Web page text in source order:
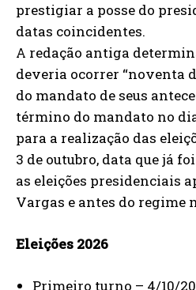
prestigiar a posse do
datas coincidentes.
A redação antiga
deveria ocorrer “noventa
do mandato de seus
término do mandato no
para a realização das
3 de outubro, data que já
as eleições presidenciais
Vargas e antes do regime
Eleições 2026
Primeiro turno – 4/10/